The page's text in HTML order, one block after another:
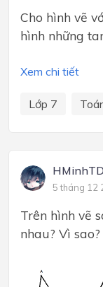
Cho hình vẽ
hình những
Xem chi tiết
Lớp 7
HMinhTD
5 tháng 12
Trên hình vẽ
nhau? Vì sao?